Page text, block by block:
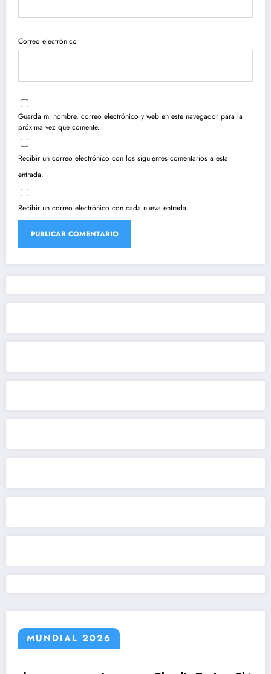
Correo electrónico
Guarda mi nombre, correo electrónico y web en este navegador para la
próxima vez que comente.
Recibir un correo electrónico con los siguientes comentarios a esta
entrada.
Recibir un correo electrónico con cada nueva entrada.
MUNDIAL 2026